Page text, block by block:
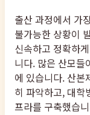
출산 과정에서 가
불가능한 상황이
신속하고 정확하
니다. 많은 산모들
에 있습니다. 산본
히 파악하고, 대학
프라를 구축했습